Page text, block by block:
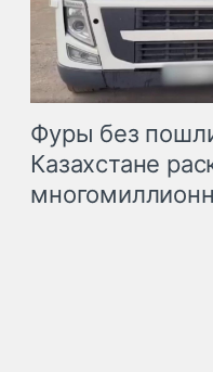
Фуры без
Казахстане